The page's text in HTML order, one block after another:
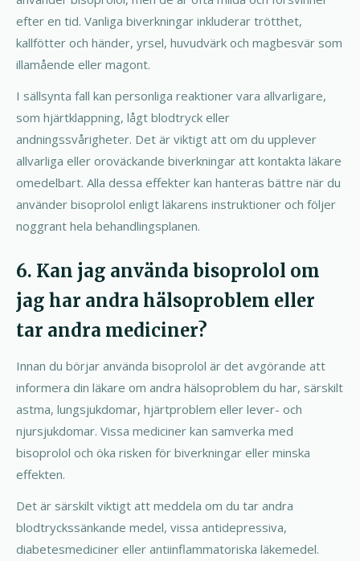
efter en tid. Vanliga biverkningar inkluderar trötthet,
kallfötter och händer, yrsel, huvudvärk och magbesvär som
illamående eller magont.
I sällsynta fall kan personliga reaktioner vara allvarligare,
som hjärtklappning, lågt blodtryck eller
andningssvårigheter. Det är viktigt att om du upplever
allvarliga eller oroväckande biverkningar att kontakta läkare
omedelbart. Alla dessa effekter kan hanteras bättre när du
använder bisoprolol enligt läkarens instruktioner och följer
noggrant hela behandlingsplanen.
6. Kan jag använda bisoprolol om
jag har andra hälsoproblem eller
tar andra mediciner?
Innan du börjar använda bisoprolol är det avgörande att
informera din läkare om andra hälsoproblem du har, särskilt
astma, lungsjukdomar, hjärtproblem eller lever- och
njursjukdomar. Vissa mediciner kan samverka med
bisoprolol och öka risken för biverkningar eller minska
effekten.
Det är särskilt viktigt att meddela om du tar andra
blodtryckssänkande medel, vissa antidepressiva,
diabetesmediciner eller antiinflammatoriska läkemedel.